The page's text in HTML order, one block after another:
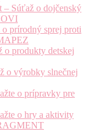
– Súťaž o dojčenský
prírodný sprej proti
o produkty detskej
o výrobky slnečnej
o prípravky pre
o hry a aktivity